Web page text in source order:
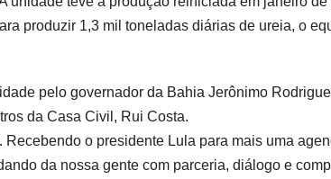
produzir 1,3 mil toneladas diárias de ureia, o
pelo governador da Bahia Jerônimo
da Casa Civil, Rui Costa.
o presidente Lula para mais uma
da nossa gente com parceria, diálogo e